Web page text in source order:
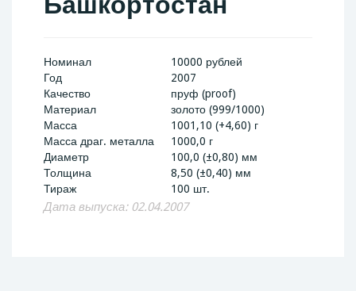
Номинал
10000 рублей
Год
2007
Качество
пруф (proof)
Материал
золото (999/1000)
Масса
1001,10 (+4,60) г
Масса драг. металла
1000,0 г
Диаметр
100,0 (±0,80) мм
Толщина
8,50 (±0,40) мм
Тираж
100 шт.
Дата выпуска: 02.04.2007